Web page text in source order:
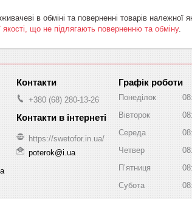
в обміні та поверненні товарів належної
що не підлягають поверненню та обміну.
+380 (68) 280-13-26
https://swetofor.in.ua/
poterok@i.ua
Графік роботи
Понеділок
Вівторок
Середа
Четвер
Пʼятниця
Субота